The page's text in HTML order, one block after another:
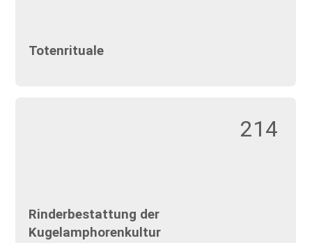
Totenrituale
214
Rinderbestattung der
Kugelamphorenkultur